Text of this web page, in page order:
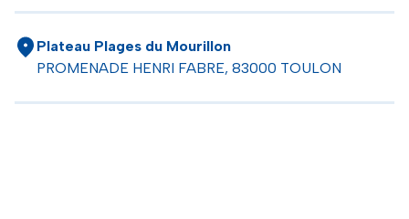
Plateau Plages du Mourillon
PROMENADE HENRI FABRE, 83000 TOULON